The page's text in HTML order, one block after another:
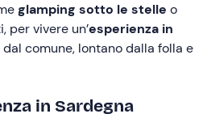
glamping sotto le stelle o
per vivere un’esperienza in
comune, lontano dalla folla e
in Sardegna